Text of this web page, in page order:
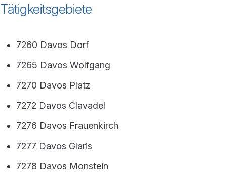
Tätigkeitsgebiete
7260 Davos Dorf
7265 Davos Wolfgang
7270 Davos Platz
7272 Davos Clavadel
7276 Davos Frauenkirch
7277 Davos Glaris
7278 Davos Monstein